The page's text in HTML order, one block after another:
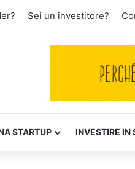
Sei un investitore?
STARTUP INVESTIRE IN